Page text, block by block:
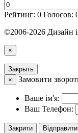
Рейтинг: 0 Голосов:
©2006-2026 Дизайн
×
Закрыть
×
Замовити
Ваше ім'я:
Ваш Телефон:
Закрити
Відправити